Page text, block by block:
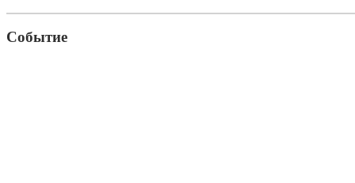
Событие